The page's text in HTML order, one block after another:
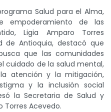
Salud para el Alma,
empoderamiento de las
Ligia Amparo Torres
de Antioquia, destacó que
que las comunidades
cuidado de la salud mental,
atención y la mitigación,
y la inclusión social
la Secretaria de Salud y
Torres Acevedo.